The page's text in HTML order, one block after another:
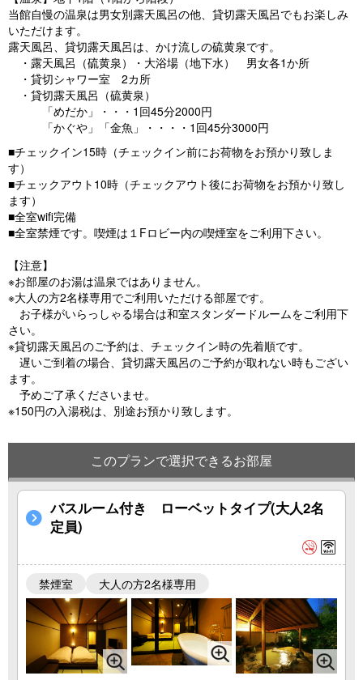
当館自慢の温泉は男女別露天風呂の他、貸切露天風呂でもお楽しみ
いただけます。
露天風呂、貸切露天風呂は、かけ流しの硫黄泉です。
・露天風呂（硫黄泉）・大浴場（地下水） 男女各1か所
・貸切シャワー室 2カ所
・貸切露天風呂（硫黄泉）
「めだか」・・・1回45分2000円
「かぐや」「金魚」・・・・1回45分3000円
■チェックイン15時（チェックイン前にお荷物をお預かり致しま
す）
■チェックアウト10時（チェックアウト後にお荷物をお預かり致し
ます）
■全室wifi完備
■全室禁煙です。喫煙は１Fロビー内の喫煙室をご利用下さい。
【注意】
※お部屋のお湯は温泉ではありません。
※大人の方2名様専用でご利用いただける部屋です。
お子様がいらっしゃる場合は和室スタンダードルームをご利用下
さい。
※貸切露天風呂のご予約は、チェックイン時の先着順です。
遅いご到着の場合、貸切露天風呂のご予約が取れない時もござい
ます。
予めご了承くださいませ。
※150円の入湯税は、別途お預かり致します。
このプランで選択できるお部屋
バスルーム付き ローベットタイプ(大人2名
定員)
禁煙室 大人の方2名様専用